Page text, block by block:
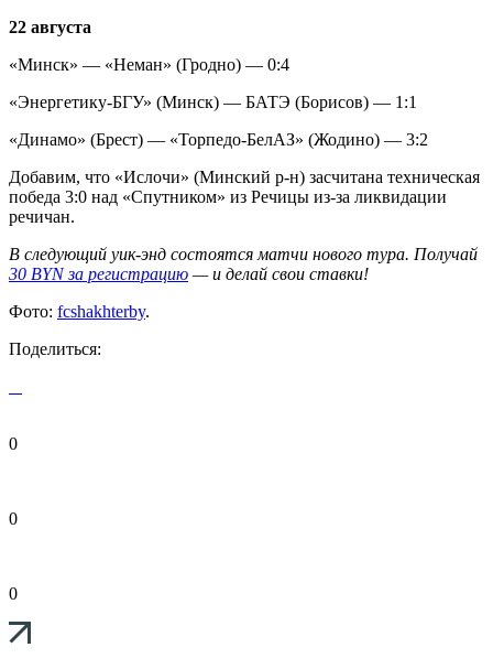
22 августа
«Минск» — «Неман» (Гродно) — 0:4
«Энергетику-БГУ» (Минск) — БАТЭ (Борисов) — 1:1
«Динамо» (Брест) — «Торпедо-БелАЗ» (Жодино) — 3:2
Добавим, что «Ислочи» (Минский р-н) засчитана техническая
победа 3:0 над «Спутником» из Речицы из-за ликвидации
речичан.
В следующий уик-энд состоятся матчи нового тура. Получай
30 BYN за регистрацию — и делай свои ставки!
Фото: fcshakhterby.
Поделиться:
0
0
0